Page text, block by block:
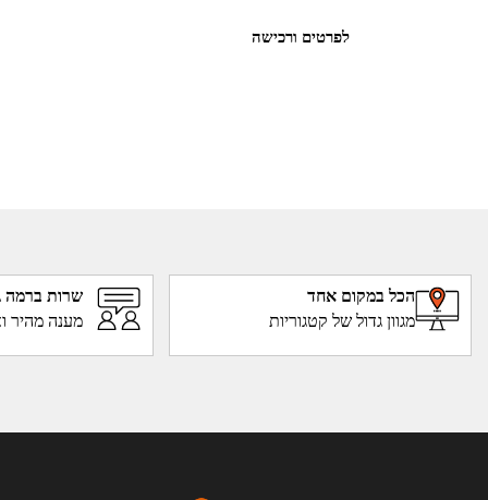
לפרטים ורכישה
הכל במקום אחד
מגוון גדול של קטגוריות
שרות ברמה
מענה מהיר